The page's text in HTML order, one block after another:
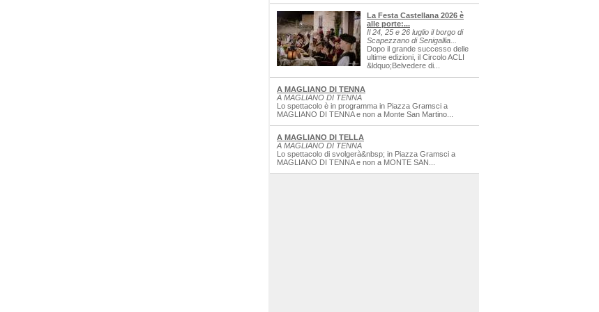
La Festa Castellana 2026 è
alle porte:...
Il 24, 25 e 26 luglio il borgo di
Scapezzano di Senigallia...
Dopo il grande successo delle
ultime edizioni, il Circolo ACLI
&ldquo;Belvedere di...
A MAGLIANO DI TENNA
A MAGLIANO DI TENNA
Lo spettacolo è in programma in Piazza Gramsci a
MAGLIANO DI TENNA e non a Monte San Martino...
A MAGLIANO DI TELLA
A MAGLIANO DI TENNA
Lo spettacolo di svolgerà&nbsp; in Piazza Gramsci a
MAGLIANO DI TENNA e non a MONTE SAN...